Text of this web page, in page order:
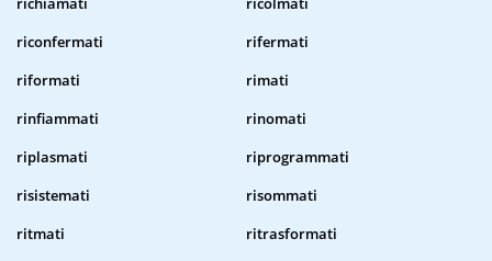
riconfermati
rifermati
riformati
rimati
rinfiammati
rinomati
riplasmati
riprogrammati
risistemati
risommati
ritmati
ritrasformati